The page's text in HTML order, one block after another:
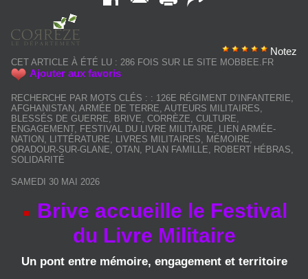
Notez
CET ARTICLE À ÉTÉ LU : 286 FOIS SUR LE SITE MOBBEE.FR
Ajouter aux favoris
RECHERCHE PAR MOTS CLÉS : : 126E RÉGIMENT D’INFANTERIE
AFGHANISTAN ARMÉE DE TERRE AUTEURS MILITAIRES
BLESSÉS DE GUERRE
BRIVE CORRÈZE CULTURE
ENGAGEMENT, FESTIVAL DU LIVRE MILITAIRE
LIEN ARMÉE-
NATION LITTÉRATURE LIVRES MILITAIRES MÉMOIRE
ORADOUR-SUR-GLANE OTAN PLAN FAMILLE ROBERT HÉBRAS
SOLIDARITÉ
SAMEDI 30 MAI 2026
Brive accueille le Festival
du Livre Militaire
Un pont entre mémoire, engagement et territoire